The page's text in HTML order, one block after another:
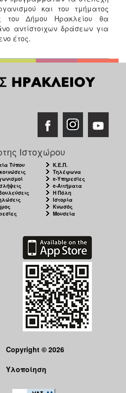
και του τμήματος
του Δήμου Ηρακλείου θα
αντίστοιχων δράσεων για
έτος.
Ιστοχώρου
Τύπου
Κ.Ε.Π.
Τηλέφωνα
e-Υπηρεσίες
e-Αιτήματα
Η Πόλη
Ιστορία
Κνωσός
Μουσεία
Copyright © 2026
Υλοποίηση